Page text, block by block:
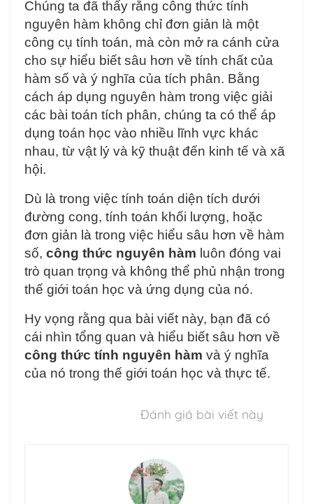
Chúng ta đã thấy rằng công thức tính
nguyên hàm không chỉ đơn giản là một
công cụ tính toán, mà còn mở ra cánh cửa
cho sự hiểu biết sâu hơn về tính chất của
hàm số và ý nghĩa của tích phân. Bằng
cách áp dụng nguyên hàm trong việc giải
các bài toán tích phân, chúng ta có thể áp
dụng toán học vào nhiều lĩnh vực khác
nhau, từ vật lý và kỹ thuật đến kinh tế và xã
hội.
Dù là trong việc tính toán diện tích dưới
đường cong, tính toán khối lượng, hoặc
đơn giản là trong việc hiểu sâu hơn về hàm
số, công thức nguyên hàm luôn đóng vai
trò quan trọng và không thể phủ nhận trong
thế giới toán học và ứng dụng của nó.
Hy vọng rằng qua bài viết này, bạn đã có
cái nhìn tổng quan và hiểu biết sâu hơn về
công thức tính nguyên hàm và ý nghĩa
của nó trong thế giới toán học và thực tế.
Đánh giá bài viết này